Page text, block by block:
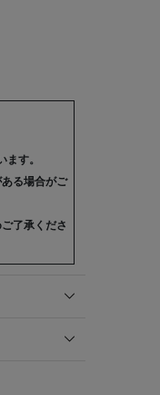
す。
る場合がご
了承くださ